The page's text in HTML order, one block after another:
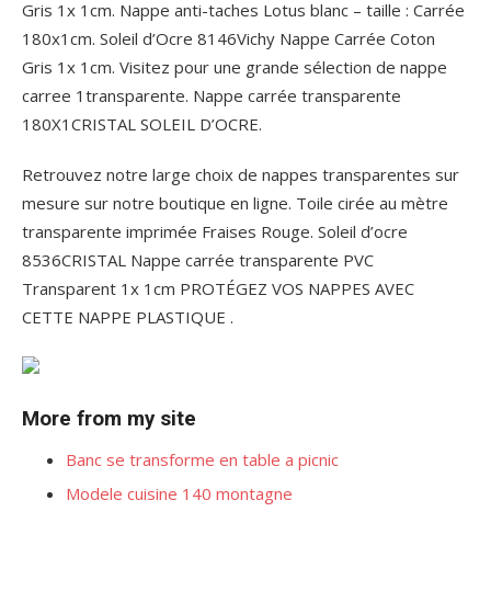
Gris 1x 1cm. Nappe anti-taches Lotus blanc – taille : Carrée
180x1cm. Soleil d’Ocre 8146Vichy Nappe Carrée Coton
Gris 1x 1cm. Visitez pour une grande sélection de nappe
carree 1transparente. Nappe carrée transparente
180X1CRISTAL SOLEIL D’OCRE.
Retrouvez notre large choix de nappes transparentes sur
mesure sur notre boutique en ligne. Toile cirée au mètre
transparente imprimée Fraises Rouge. Soleil d’ocre
8536CRISTAL Nappe carrée transparente PVC
Transparent 1x 1cm PROTÉGEZ VOS NAPPES AVEC
CETTE NAPPE PLASTIQUE .
More from my site
Banc se transforme en table a picnic
Modele cuisine 140 montagne